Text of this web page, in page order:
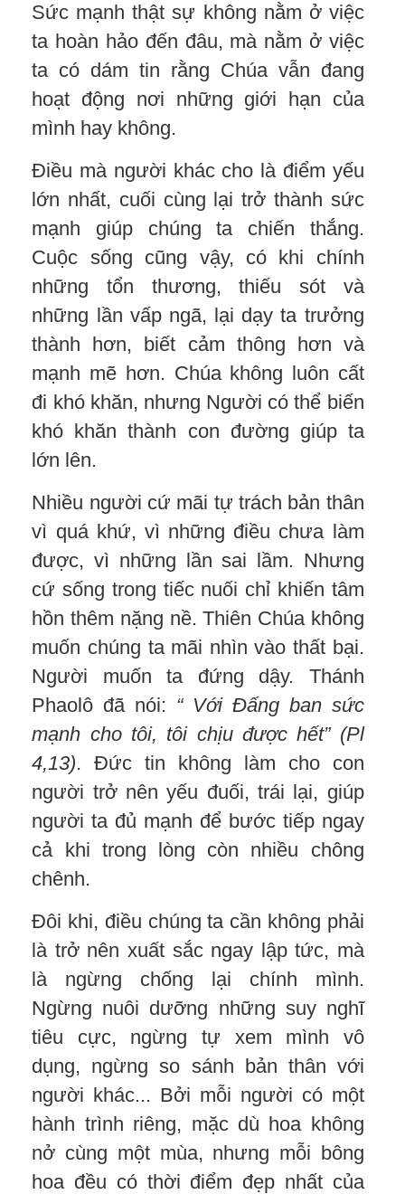
Sức mạnh thật sự không nằm ở việc
ta hoàn hảo đến đâu, mà nằm ở việc
ta có dám tin rằng Chúa vẫn đang
hoạt động nơi những giới hạn của
mình hay không.
Điều mà người khác cho là điểm yếu
lớn nhất, cuối cùng lại trở thành sức
mạnh giúp chúng ta chiến thắng.
Cuộc sống cũng vậy, có khi chính
những tổn thương, thiếu sót và
những lần vấp ngã, lại dạy ta trưởng
thành hơn, biết cảm thông hơn và
mạnh mẽ hơn. Chúa không luôn cất
đi khó khăn, nhưng Người có thể biến
khó khăn thành con đường giúp ta
lớn lên.
Nhiều người cứ mãi tự trách bản thân
vì quá khứ, vì những điều chưa làm
được, vì những lần sai lầm. Nhưng
cứ sống trong tiếc nuối chỉ khiến tâm
hồn thêm nặng nề. Thiên Chúa không
muốn chúng ta mãi nhìn vào thất bại.
Người muốn ta đứng dậy. Thánh
Phaolô đã nói: “Với Đấng ban sức
mạnh cho tôi, tôi chịu được hết” (Pl
4,13). Đức tin không làm cho con
người trở nên yếu đuối, trái lại, giúp
người ta đủ mạnh để bước tiếp ngay
cả khi trong lòng còn nhiều chông
chênh.
Đôi khi, điều chúng ta cần không phải
là trở nên xuất sắc ngay lập tức, mà
là ngừng chống lại chính mình.
Ngừng nuôi dưỡng những suy nghĩ
tiêu cực, ngừng tự xem mình vô
dụng, ngừng so sánh bản thân với
người khác... Bởi mỗi người có một
hành trình riêng, mặc dù hoa không
nở cùng một mùa, nhưng mỗi bông
hoa đều có thời điểm đẹp nhất của